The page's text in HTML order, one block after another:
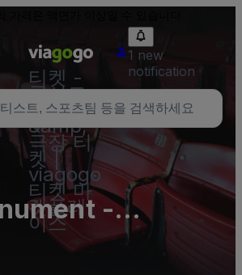
티켓 -
콘서트,
스포츠
&amp;
극장 티
켓 |
viagogo
티켓 마
켓플레
이스
1 new
notification
-
Parking Lots